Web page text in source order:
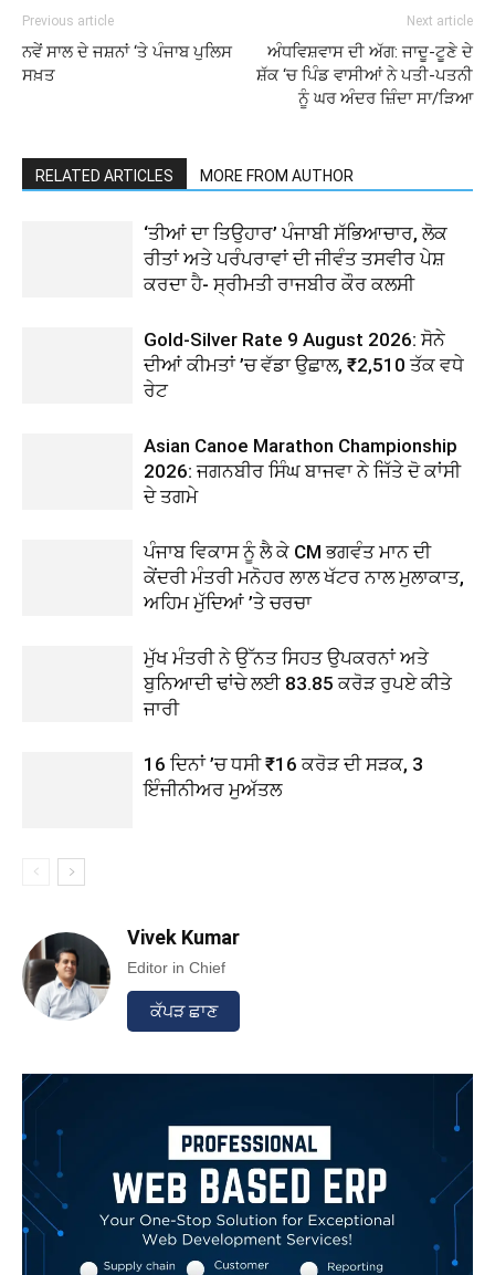
Previous article
ਨਵੇਂ ਸਾਲ ਦੇ ਜਸ਼ਨਾਂ ‘ਤੇ ਪੰਜਾਬ ਪੁਲਿਸ
ਸਖ਼ਤ
Next article
ਅੰਧਵਿਸ਼ਵਾਸ ਦੀ ਅੱਗ: ਜਾਦੂ-ਟੂਣੇ ਦੇ
ਸ਼ੱਕ ‘ਚ ਪਿੰਡ ਵਾਸੀਆਂ ਨੇ ਪਤੀ-ਪਤਨੀ
ਨੂੰ ਘਰ ਅੰਦਰ ਜ਼ਿੰਦਾ ਸਾ/ੜਿਆ
RELATED ARTICLES MORE FROM AUTHOR
‘ਤੀਆਂ ਦਾ ਤਿਉਹਾਰ’ ਪੰਜਾਬੀ ਸੱਭਿਆਚਾਰ, ਲੋਕ
ਰੀਤਾਂ ਅਤੇ ਪਰੰਪਰਾਵਾਂ ਦੀ ਜੀਵੰਤ ਤਸਵੀਰ ਪੇਸ਼
ਕਰਦਾ ਹੈ- ਸ੍ਰੀਮਤੀ ਰਾਜਬੀਰ ਕੌਰ ਕਲਸੀ
Gold-Silver Rate 9 August 2026: ਸੋਨੇ
ਦੀਆਂ ਕੀਮਤਾਂ ’ਚ ਵੱਡਾ ਉਛਾਲ, ₹2,510 ਤੱਕ ਵਧੇ
ਰੇਟ
Asian Canoe Marathon Championship
2026: ਜਗਨਬੀਰ ਸਿੰਘ ਬਾਜਵਾ ਨੇ ਜਿੱਤੇ ਦੋ ਕਾਂਸੀ
ਦੇ ਤਗਮੇ
ਪੰਜਾਬ ਵਿਕਾਸ ਨੂੰ ਲੈ ਕੇ CM ਭਗਵੰਤ ਮਾਨ ਦੀ
ਕੇਂਦਰੀ ਮੰਤਰੀ ਮਨੋਹਰ ਲਾਲ ਖੱਟਰ ਨਾਲ ਮੁਲਾਕਾਤ,
ਅਹਿਮ ਮੁੱਦਿਆਂ ’ਤੇ ਚਰਚਾ
ਮੁੱਖ ਮੰਤਰੀ ਨੇ ਉੱਨਤ ਸਿਹਤ ਉਪਕਰਨਾਂ ਅਤੇ
ਬੁਨਿਆਦੀ ਢਾਂਚੇ ਲਈ 83.85 ਕਰੋੜ ਰੁਪਏ ਕੀਤੇ
ਜਾਰੀ
16 ਦਿਨਾਂ ’ਚ ਧਸੀ ₹16 ਕਰੋੜ ਦੀ ਸੜਕ, 3
ਇੰਜੀਨੀਅਰ ਮੁਅੱਤਲ
Vivek Kumar
Editor in Chief
ਕੱਪੜ ਛਾਣ